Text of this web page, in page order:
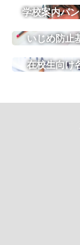
学校案内パ
いじめ防止
在校生向け